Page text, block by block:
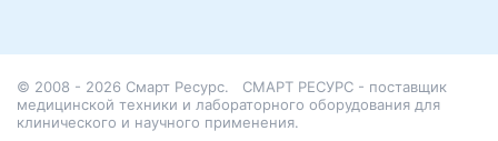
© 2008 - 2026 Смарт Ресурс. СМАРТ РЕСУРС - поставщик
медицинской техники и лабораторного оборудования для
клинического и научного применения.